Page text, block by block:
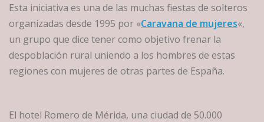
Esta iniciativa es una de las muchas fiestas de solteros
organizadas desde 1995 por «Caravana de mujeres«,
un grupo que dice tener como objetivo frenar la
despoblación rural uniendo a los hombres de estas
regiones con mujeres de otras partes de España.
El hotel Romero de Mérida, una ciudad de 50.000